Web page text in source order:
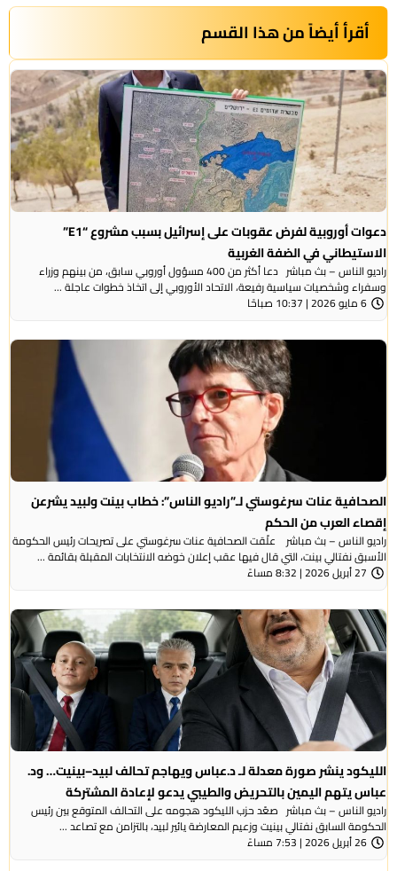
أقرأ أيضاً من هذا القسم
دعوات أوروبية لفرض عقوبات على إسرائيل بسبب مشروع “E1”
الاستيطاني في الضفة الغربية
راديو الناس – بث مباشر دعا أكثر من 400 مسؤول أوروبي سابق، من بينهم وزراء
وسفراء وشخصيات سياسية رفيعة، الاتحاد الأوروبي إلى اتخاذ خطوات عاجلة ...
6 مايو 2026 | 10:37 صباحًا
الصحافية عنات سرغوستي لـ”راديو الناس”: خطاب بينت ولبيد يشرعن
إقصاء العرب من الحكم
راديو الناس – بث مباشر علّقت الصحافية عنات سرغوستي على تصريحات رئيس الحكومة
الأسبق نفتالي بينت، التي قال فيها عقب إعلان خوضه الانتخابات المقبلة بقائمة ...
27 أبريل 2026 | 8:32 مساءً
الليكود ينشر صورة معدلة لـ د.عباس ويهاجم تحالف لبيد–بينيت… ود.
عباس يتهم اليمين بالتحريض والطيبي يدعو لإعادة المشتركة
راديو الناس – بث مباشر صعّد حزب الليكود هجومه على التحالف المتوقع بين رئيس
الحكومة السابق نفتالي بينيت وزعيم المعارضة يائير لبيد، بالتزامن مع تصاعد ...
26 أبريل 2026 | 7:53 مساءً